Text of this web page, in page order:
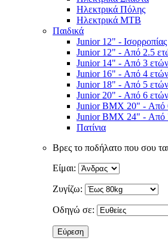
Ηλεκτρικά Πόλης
Ηλεκτρικά MTB
Παιδικά
Junior 12" - Ισορροπίας
Junior 12" - Από 2.5
Junior 14" - Από 3 ετών
Junior 16" - Από 4 ετών
Junior 18" - Από 5 ετών
Junior 20" - Από 6 ετών
Junior BMX 20" - Από
Junior BMX 24" - Από
Πατίνια
Βρες το ποδήλατο που σου
Είμαι:
Ζυγίζω:
Οδηγώ σε: